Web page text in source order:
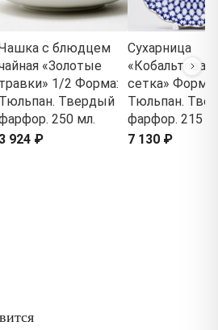
с блюдцем
«Золотые
травки» 1/2 Форма:
Тюльпан. Твердый
250 мл.
3 924 ₽
Сухарница
«Кобальтовая
сетка» Форма:
Тюльпан.
фарфор. 215
7 130 ₽